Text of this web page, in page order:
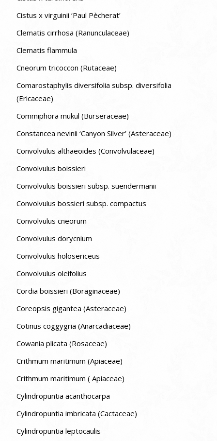
Cistus x virguinii ‘Paul Pècherat’
Clematis cirrhosa (Ranunculaceae)
Clematis flammula
Cneorum tricoccon (Rutaceae)
Comarostaphylis diversifolia subsp. diversifolia
(Ericaceae)
Commiphora mukul (Burseraceae)
Constancea nevinii ‘Canyon Silver’ (Asteraceae)
Convolvulus althaeoides (Convolvulaceae)
Convolvulus boissieri
Convolvulus boissieri subsp. suendermanii
Convolvulus bossieri subsp. compactus
Convolvulus cneorum
Convolvulus dorycnium
Convolvulus holosericeus
Convolvulus oleifolius
Cordia boissieri (Boraginaceae)
Coreopsis gigantea (Asteraceae)
Cotinus coggygria (Anarcadiaceae)
Cowania plicata (Rosaceae)
Crithmum maritimum (Apiaceae)
Crithmum maritimum ( Apiaceae)
Cylindropuntia acanthocarpa
Cylindropuntia imbricata (Cactaceae)
Cylindropuntia leptocaulis